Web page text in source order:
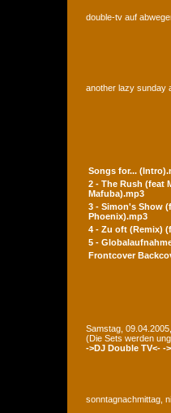
double-tv auf
another lazy sunday
Songs for...
2 - The Rush (feat
Mafuba).mp3
3 - Simon's Show
Phoenix).mp3
4 - Zu oft (Remix)
5 -
Frontcover
Samstag,
(Die Sets werden
->DJ Double TV<- -
sonntagnachmittag,